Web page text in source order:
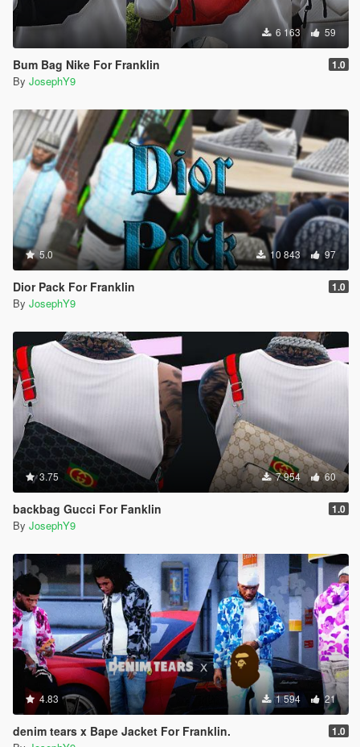
6 163 59
Bum Bag Nike For Franklin 1.0
By JosephY9
5.0 10 843 97
Dior Pack For Franklin 1.0
By JosephY9
3.75 7 954 60
backbag Gucci For Fanklin 1.0
By JosephY9
4.83 1 594 21
denim tears x Bape Jacket For Franklin. 1.0